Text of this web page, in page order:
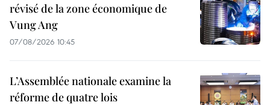
révisé de la zone économique de
Vung Ang
07/08/2026 10:45
L’Assemblée nationale examine la
réforme de quatre lois